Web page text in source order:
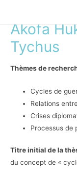
Akofa
Tychus
Thèmes de
Cycles de
Relations
Crises
Processus de
Titre initial de la
du concept de «